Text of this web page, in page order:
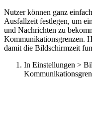
Nutzer können ganz
Ausfallzeit festlegen, um
und Nachrichten zu
Kommunikationsgrenzen.
damit die Bildschirmzeit
In Einstellungen >